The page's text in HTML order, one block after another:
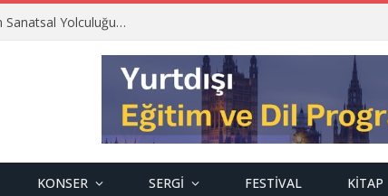
Sanatsal Yolculuğu…
KONSER SERGI FESTIVAL KITAP